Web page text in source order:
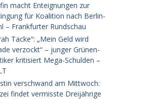
macht Enteignungen zur
für Koalition nach Berlin-
– Frankfurter Rundschau
Tacke“: „Mein Geld wird
verzockt“ – junger Grünen-
kritisiert Mega-Schulden –
verschwand am Mittwoch:
findet vermisste Dreijährige